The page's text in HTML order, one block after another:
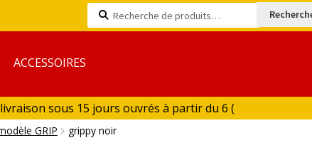
Recherche
pour :
ACCESSOIRES
sous 15 jours ouvrés à partir du 6 (
GRIP grippy noir